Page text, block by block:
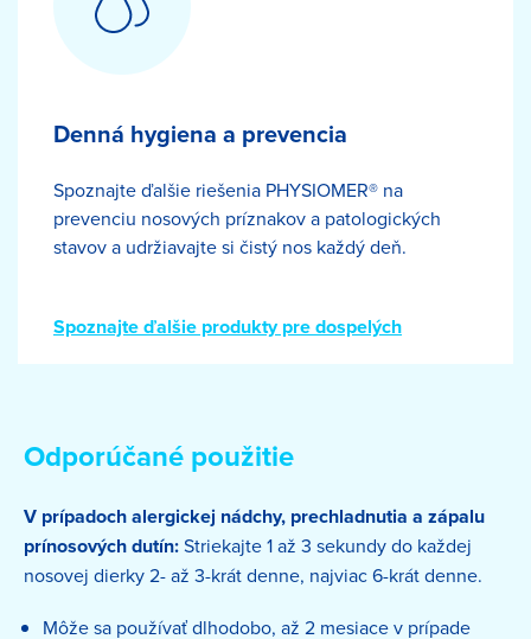
Denná hygiena a prevencia
Spoznajte ďalšie riešenia PHYSIOMER® na
prevenciu nosových príznakov a patologických
stavov a udržiavajte si čistý nos každý deň.
Spoznajte ďalšie produkty pre dospelých
Odporúčané použitie
V prípadoch alergickej nádchy, prechladnutia a zápalu
prínosových dutín:Striekajte 1 až 3 sekundy do každej
nosovej dierky 2- až 3-krát denne, najviac 6-krát denne.
Môže sa používať dlhodobo, až 2 mesiace v prípade